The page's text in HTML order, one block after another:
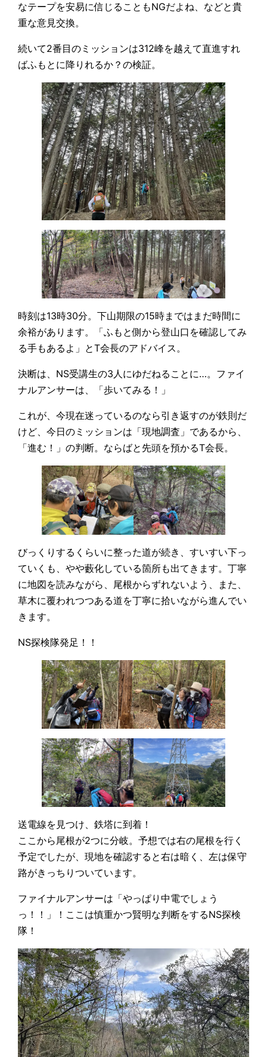
なテープを安易に信じることもNGだよね、などと貴
重な意見交換。
続いて2番目のミッションは312峰を越えて直進すれ
ばふもとに降りれるか？の検証。
時刻は13時30分。下山期限の15時まではまだ時間に
余裕があります。「ふもと側から登山口を確認してみ
る手もあるよ」とT会長のアドバイス。
決断は、NS受講生の3人にゆだねることに…。ファイ
ナルアンサーは、「歩いてみる！」
これが、今現在迷っているのなら引き返すのが鉄則だ
けど、今日のミッションは「現地調査」であるから、
「進む！」の判断。ならばと先頭を預かるT会長。
びっくりするくらいに整った道が続き、すいすい下っ
ていくも、やや藪化している箇所も出てきます。丁寧
に地図を読みながら、尾根からずれないよう、また、
草木に覆われつつある道を丁寧に拾いながら進んでい
きます。
NS探検隊発足！！
送電線を見つけ、鉄塔に到着！
ここから尾根が2つに分岐。予想では右の尾根を行く
予定でしたが、現地を確認すると右は暗く、左は保守
路がきっちりついています。
ファイナルアンサーは「やっぱり中電でしょう
っ！！」！ここは慎重かつ賢明な判断をするNS探検
隊！